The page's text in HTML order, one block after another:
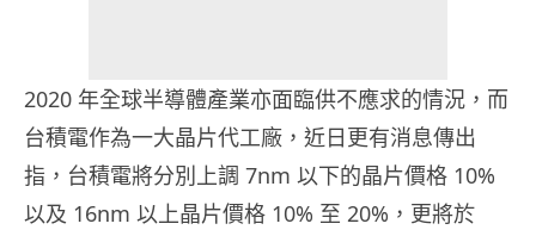
2020 年全球半導體產業亦面臨供不應求的情況，而
台積電作為一大晶片代工廠，近日更有消息傳出
指，台積電將分別上調 7nm 以下的晶片價格 10%
以及 16nm 以上晶片價格 10% 至 20%，更將於